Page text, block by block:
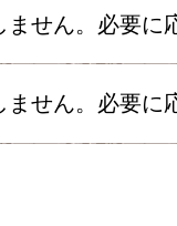
ません。必要に
ません。必要に